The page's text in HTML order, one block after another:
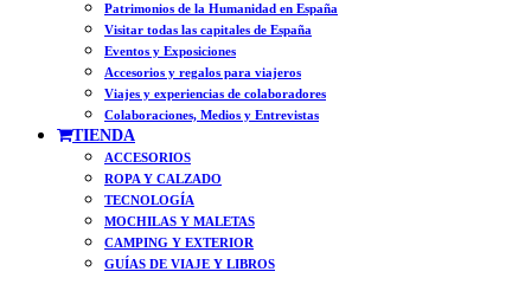
Patrimonios de la Humanidad en España
Visitar todas las capitales de España
Eventos y Exposiciones
Accesorios y regalos para viajeros
Viajes y experiencias de colaboradores
Colaboraciones, Medios y Entrevistas
TIENDA
ACCESORIOS
ROPA Y CALZADO
TECNOLOGÍA
MOCHILAS Y MALETAS
CAMPING Y EXTERIOR
GUÍAS DE VIAJE Y LIBROS